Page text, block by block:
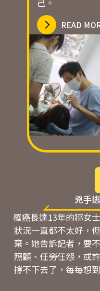
READ
兇手
罹癌長達13年的鄒女
狀況一直都不太好，
棄。她告訴記者，要
照顧、任勞任怨，或
撐不下去了，每每想